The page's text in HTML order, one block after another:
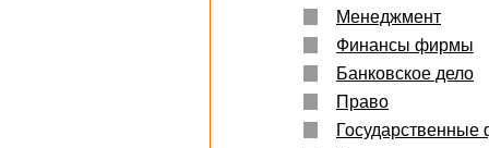
Менеджмент
Финансы фирмы
Банковское дело
Право